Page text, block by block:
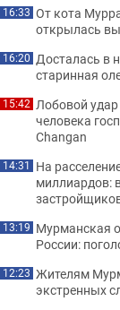
16:33 От кота
открылась
16:20 Досталась в
старинная
15:42 Лобовой
человека
Changan
14:31 На
миллиардов:
13:19 Мурманская
России:
12:23 Жителям
экстренных